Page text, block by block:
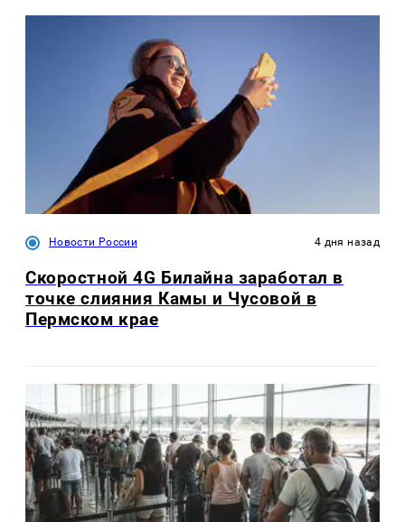
Новости России 4 дня назад
Скоростной 4G Билайна заработал в
точке слияния Камы и Чусовой в
Пермском крае